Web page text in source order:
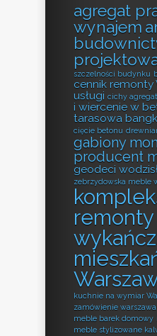
agregat
wynajem
szczelności budynku
cennik remonty
usługi cichy
i wiercenie w
tarasowa
cięcie betonu
gabiony
producent
geodeci
zebrzydowska meble
remonty
kuchnie na wymiar
zamówienie warszawa
meble barek domowy
meble stylizowane